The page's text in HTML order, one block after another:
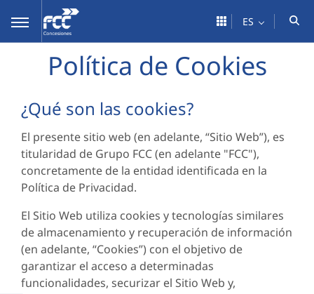
Saltar al contenido principal
ES
Política de Cookies
¿Qué son las cookies?
El presente sitio web (en adelante, “Sitio Web”), es
titularidad de Grupo FCC (en adelante "FCC"),
concretamente de la entidad identificada en la
Política de Privacidad.
El Sitio Web utiliza cookies y tecnologías similares
de almacenamiento y recuperación de información
(en adelante, “Cookies”) con el objetivo de
garantizar el acceso a determinadas
funcionalidades, securizar el Sitio Web y,